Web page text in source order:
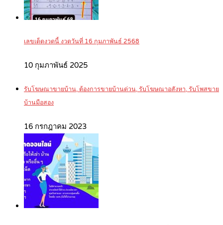
เลขเด็ดงวดนี้ งวดวันที่ 16 กุมภาพันธ์ 2568
10 กุมภาพันธ์ 2025
รับโฆษณาขายบ้าน, ต้องการขายบ้านด่วน, รับโฆษณาอสังหา, รับโพสขาย
บ้านมือสอง
16 กรกฎาคม 2023